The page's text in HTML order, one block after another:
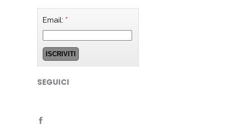
Email: *
SEGUICI